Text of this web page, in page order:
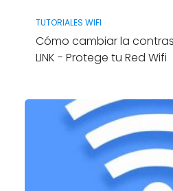
TUTORIALES WIFI
Cómo cambiar la
LINK - Protege tu Red Wifi